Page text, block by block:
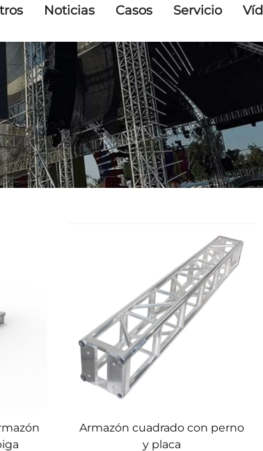
Noticias Casos Servicio
Armazón cuadrado con perno
y placa